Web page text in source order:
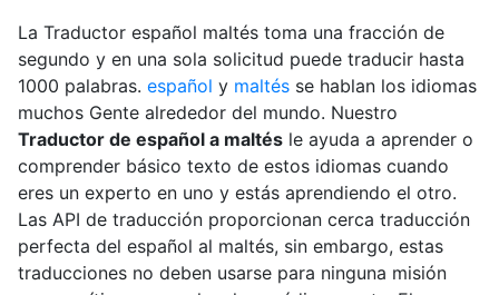
La Traductor español maltés toma una fracción de
segundo y en una sola solicitud puede traducir hasta
1000 palabras. español y maltés se hablan los idiomas
muchos Gente alrededor del mundo. Nuestro
Traductor de español a maltésle ayuda a aprender o
comprender básico texto de estos idiomas cuando
eres un experto en uno y estás aprendiendo el otro.
Las API de traducción proporcionan cerca traducción
perfecta del español al maltés, sin embargo, estas
traducciones no deben usarse para ninguna misión